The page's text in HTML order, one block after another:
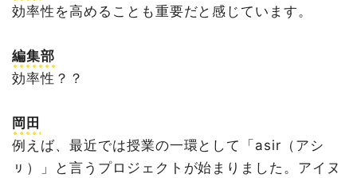
効率性を高めることも重要だと感じています。
編集部
効率性？？
岡田
例えば、最近では授業の一環として「asir（アシ
ㇼ）」と言うプロジェクトが始まりました。アイヌ